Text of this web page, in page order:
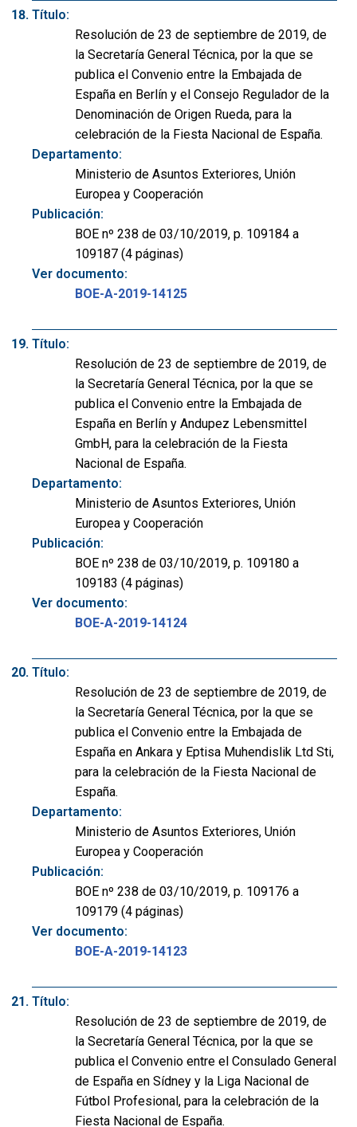
Título:
Resolución de 23 de septiembre de 2019, de
la Secretaría General Técnica, por la que se
publica el Convenio entre la Embajada de
España en Berlín y el Consejo Regulador de la
Denominación de Origen Rueda, para la
celebración de la Fiesta Nacional de España.
Departamento:
Ministerio de Asuntos Exteriores, Unión
Europea y Cooperación
Publicación:
BOE nº 238 de 03/10/2019, p. 109184 a
109187 (4 páginas)
Ver documento:
BOE-A-2019-14125
Título:
Resolución de 23 de septiembre de 2019, de
la Secretaría General Técnica, por la que se
publica el Convenio entre la Embajada de
España en Berlín y Andupez Lebensmittel
GmbH, para la celebración de la Fiesta
Nacional de España.
Departamento:
Ministerio de Asuntos Exteriores, Unión
Europea y Cooperación
Publicación:
BOE nº 238 de 03/10/2019, p. 109180 a
109183 (4 páginas)
Ver documento:
BOE-A-2019-14124
Título:
Resolución de 23 de septiembre de 2019, de
la Secretaría General Técnica, por la que se
publica el Convenio entre la Embajada de
España en Ankara y Eptisa Muhendislik Ltd Sti,
para la celebración de la Fiesta Nacional de
España.
Departamento:
Ministerio de Asuntos Exteriores, Unión
Europea y Cooperación
Publicación:
BOE nº 238 de 03/10/2019, p. 109176 a
109179 (4 páginas)
Ver documento:
BOE-A-2019-14123
Título:
Resolución de 23 de septiembre de 2019, de
la Secretaría General Técnica, por la que se
publica el Convenio entre el Consulado General
de España en Sídney y la Liga Nacional de
Fútbol Profesional, para la celebración de la
Fiesta Nacional de España.